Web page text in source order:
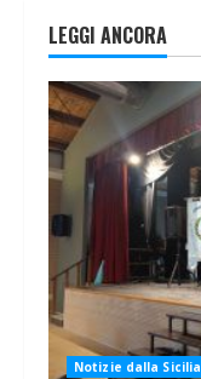
LEGGI ANCORA
Notizie dalla Sicilia